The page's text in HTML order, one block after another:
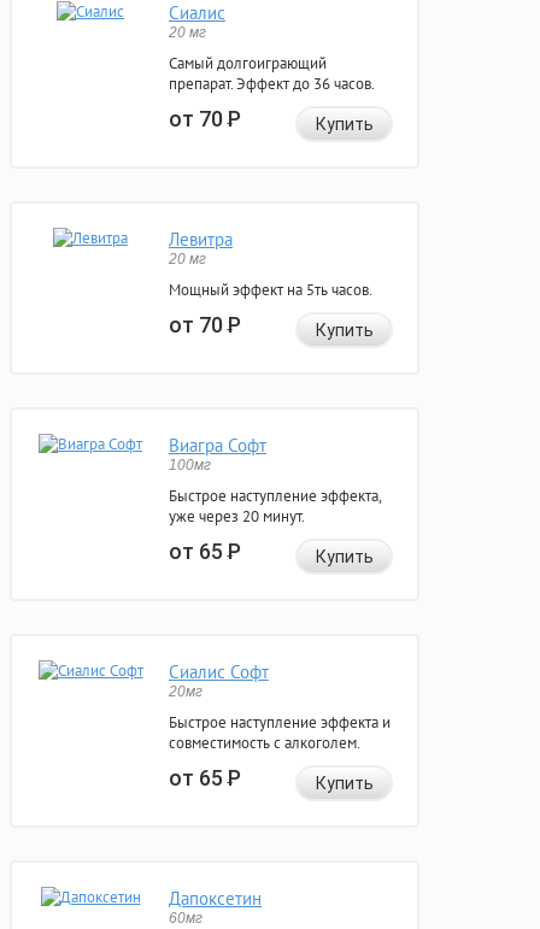
Сиалис
20 мг
Самый долгоиграющий
препарат. Эффект до 36 часов.
от 70Р Купить
Левитра
20 мг
Мощный эффект на 5ть часов.
от 70Р Купить
Виагра Софт
100мг
Быстрое наступление эффекта,
уже через 20 минут.
от 65Р Купить
Сиалис Софт
20мг
Быстрое наступление эффекта и
совместимость с алкоголем.
от 65Р Купить
Дапоксетин
60мг